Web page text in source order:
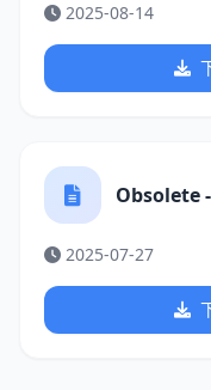
2025-08-14
Obsolete
2025-07-27